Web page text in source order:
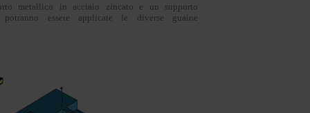
metallico in acciaio zincato e un supporto
essere applicate le diverse guaine